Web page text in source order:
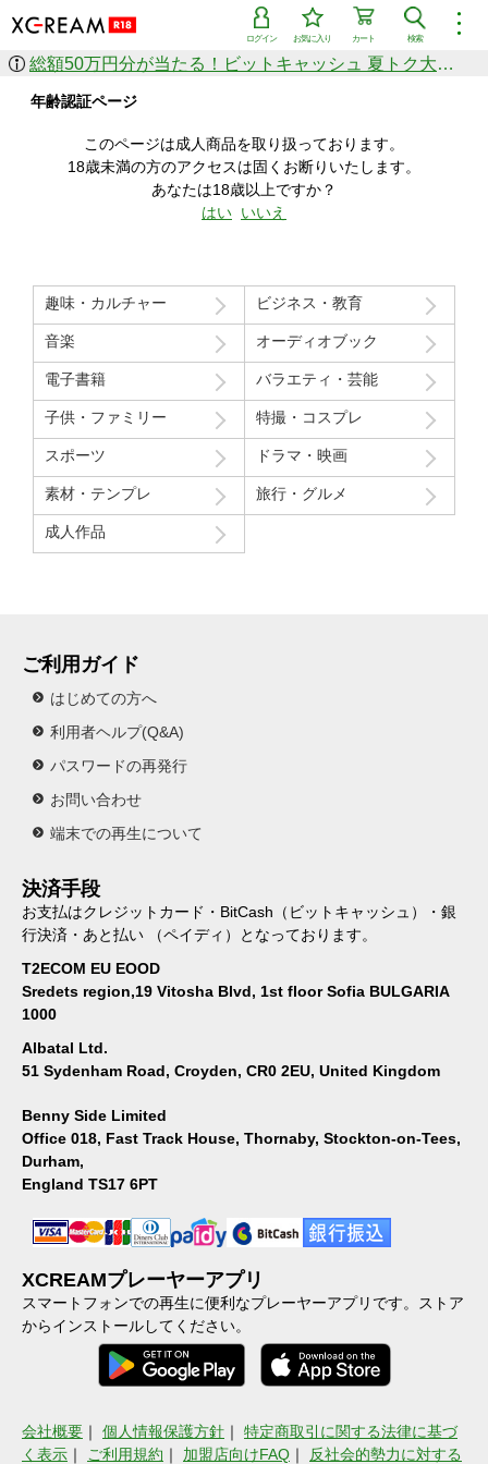
︙
検索
カート
お気に入り
ログイン
作品を探す
ジャンル
シリーズ
人気のセール中商品
新着セール中商品
すべての作品から探す
価格の安い順
価格の高い順
月間ランキング
年間ランキング
総額50万円分が当たる！ビットキャッシュ 夏トク大感謝祭
年齢認証ページ
このページは成人商品を取り扱っております。
18歳未満の方のアクセスは固くお断りいたします。
あなたは18歳以上ですか？
はい いいえ
趣味・カルチャー ビジネス・教育
音楽 オーディオブック
電子書籍 バラエティ・芸能
子供・ファミリー 特撮・コスプレ
スポーツ ドラマ・映画
素材・テンプレ 旅行・グルメ
成人作品
ご利用ガイド
はじめての方へ
利用者ヘルプ(Q&A)
パスワードの再発行
お問い合わせ
端末での再生について
決済手段
お支払はクレジットカード・BitCash（ビットキャッシュ）・銀
行決済・あと払い （ペイディ）となっております。
T2ECOM EU EOOD
Sredets region,19 Vitosha Blvd, 1st floor Sofia BULGARIA
1000
Albatal Ltd.
51 Sydenham Road, Croyden, CR0 2EU, United Kingdom
Benny Side Limited
Office 018, Fast Track House, Thornaby, Stockton-on-Tees,
Durham,
England TS17 6PT
XCREAMプレーヤーアプリ
スマートフォンでの再生に便利なプレーヤーアプリです。ストア
からインストールしてください。
会社概要 ｜ 個人情報保護方針 ｜ 特定商取引に関する法律に基づ
く表示 ｜ ご利用規約 ｜ 加盟店向けFAQ ｜ 反社会的勢力に対する